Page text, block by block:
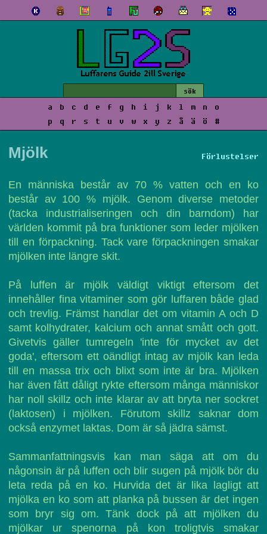
a b c d e f g h i j k l m n
o
p
q r s t u v w x y z å ä ö #
Förlustelser
Mjölk
En människa består av 70 % vatten och en ko
består av 100 % mjölk. Genom diverse metoder
(tacka industrialiseringen och din barndom) har
världen kommit på bra funktioner som leder mjölken
till en förpackning. Tack vare förpackningen smakar
mjölken inte längre skit.
På luffen är mjölk väldigt viktigt eftersom det
innehåller fina vitaminer som gör luffaren både glad
och trevlig. Främst handlar det om vitamin A och D
samt kolhydrater, kalcium och annat smått och gott.
Givetvis gäller tumregeln 'inte för mycket av det
goda', eftersom ett oändligt intag av mjölk kan leda
till en massa trix och blixt som inte är bra. Mjölken
har även fått dåligt rykte eftersom många människor
har noll skillz och inte klarar av att bryta ner sockret
(laktosen) i mjölken. Förutom skillz saknar dom
också enzymet laktas. Dom är så jädra sämst.
Sammanfattningsvis kan man säga att om du
någonsin är på luffen och blir sugen på mjölk bör du
leta reda på en ko. Hurvida det är lika lagligt att
mjölka en ko som att planka på bussen är det ingen
som bryr sig om. Tänk dock på att mjölken du
mjölkar ur spenorna på kon troligtvis smakar